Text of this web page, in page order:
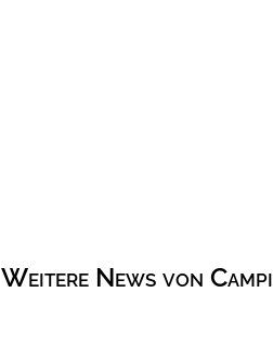
Weitere News von